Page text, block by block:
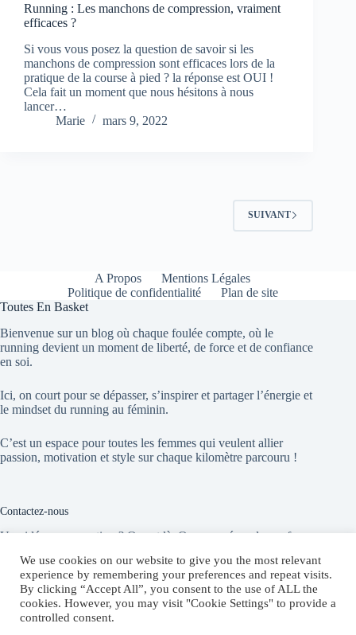
Running : Les manchons de compression, vraiment
efficaces ?
Si vous vous posez la question de savoir si les
manchons de compression sont efficaces lors de la
pratique de la course à pied ? la réponse est OUI !
Cela fait un moment que nous hésitons à nous
lancer…
Marie
mars 9, 2022
SUIVANT
A Propos
Mentions Légales
Politique de confidentialité
Plan de site
Toutes En Basket
Bienvenue sur un blog où chaque foulée compte, où le
running devient un moment de liberté, de force et de confiance
en soi.
Ici, on court pour se dépasser, s’inspirer et partager l’énergie et
le mindset du running au féminin.
C’est un espace pour toutes les femmes qui veulent allier
passion, motivation et style sur chaque kilomètre parcouru !
Contactez-nous
Une idée, une question ? On est là. On vous répond sans faux
Website:
toutesenbasket.com
We use cookies on our website to give you the most relevant
experience by remembering your preferences and repeat visits.
By clicking “Accept All”, you consent to the use of ALL the
cookies. However, you may visit "Cookie Settings" to provide a
controlled consent.